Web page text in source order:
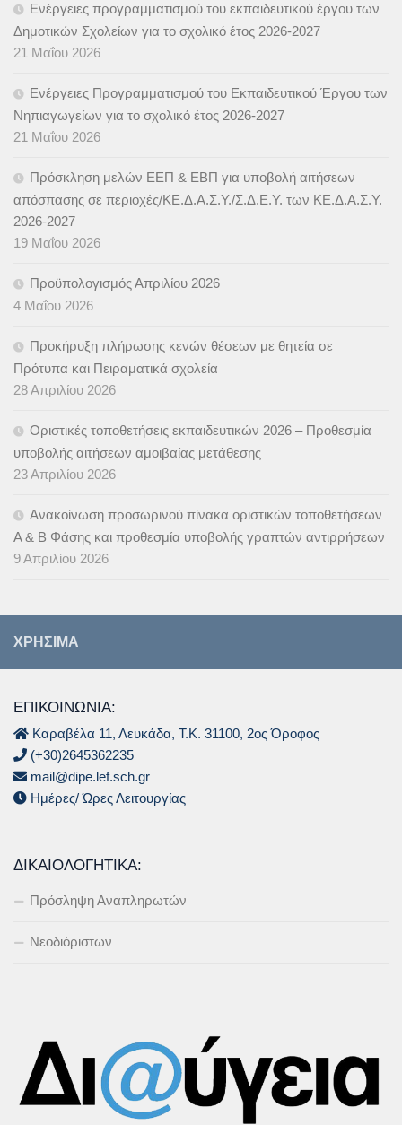
Ενέργειες προγραμματισμού του εκπαιδευτικού έργου των
Δημοτικών Σχολείων για το σχολικό έτος 2026-2027
21 Μαΐου 2026
Ενέργειες Προγραμματισμού του Εκπαιδευτικού Έργου των
Νηπιαγωγείων για το σχολικό έτος 2026-2027
21 Μαΐου 2026
Πρόσκληση μελών ΕΕΠ & ΕΒΠ για υποβολή αιτήσεων
απόσπασης σε περιοχές/ΚΕ.Δ.Α.Σ.Υ./Σ.Δ.Ε.Υ. των ΚΕ.Δ.Α.Σ.Υ.
2026-2027
19 Μαΐου 2026
Προϋπολογισμός Απριλίου 2026
4 Μαΐου 2026
Προκήρυξη πλήρωσης κενών θέσεων με θητεία σε
Πρότυπα και Πειραματικά σχολεία
28 Απριλίου 2026
Οριστικές τοποθετήσεις εκπαιδευτικών 2026 – Προθεσμία
υποβολής αιτήσεων αμοιβαίας μετάθεσης
23 Απριλίου 2026
Ανακοίνωση προσωρινού πίνακα οριστικών τοποθετήσεων
Α & B Φάσης και προθεσμία υποβολής γραπτών αντιρρήσεων
9 Απριλίου 2026
ΧΡΉΣΙΜΑ
ΕΠΙΚΟΙΝΩΝΙΑ:
Καραβέλα 11, Λευκάδα, Τ.Κ. 31100, 2ος Όροφος
(+30)2645362235
mail@dipe.lef.sch.gr
Ημέρες/ Ώρες Λειτουργίας
ΔΙΚΑΙΟΛΟΓΗΤΙΚΆ:
Πρόσληψη Αναπληρωτών
Νεοδιόριστων